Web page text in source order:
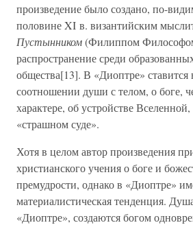
произведение было создано, по-
половине XI в. византийским
Пустынником(Филиппом
распространение среди
общества[13]. В «Диоптре» ставится
соотношении души с телом, о боге,
характере, об устройстве
«страшном суде».
Хотя в целом автор произведения
христианского учения о боге и
премудрости, однако в «Диоптре»
материалистическая тенденция.
«Диоптре», создаются богом